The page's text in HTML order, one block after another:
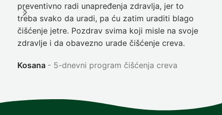
preventivno radi unapređenja zdravlja, jer to
treba svako da uradi, pa ću zatim uraditi blago
čišćenje jetre. Pozdrav svima koji misle na svoje
zdravlje i da obavezno urade čišćenje creva.
Kosana 5-dnevni program čišćenja creva